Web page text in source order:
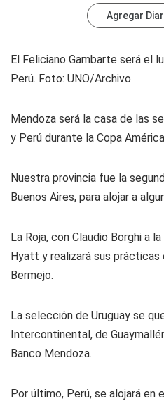
Agregar
El Feliciano Gambarte será el
Perú. Foto: UNO/Archivo
Mendoza será la casa de las
y Perú durante la Copa
Nuestra provincia fue la
Buenos Aires, para alojar a
La Roja, con Claudio Borghi a
Hyatt y realizará sus prácticas
Bermejo.
La selección de Uruguay se
Intercontinental, de
Banco Mendoza.
Por último, Perú, se alojará en